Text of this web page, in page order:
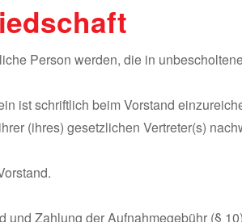
Person werden, die in
ist schriftlich beim Vorstand
(ihres) gesetzlichen Vertreter(s)
und Zahlung der Aufnahmegebühr (§